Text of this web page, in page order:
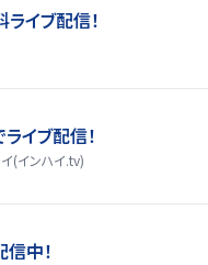
イブ配信！
イブ配信！
(インハイ.tv)
中！